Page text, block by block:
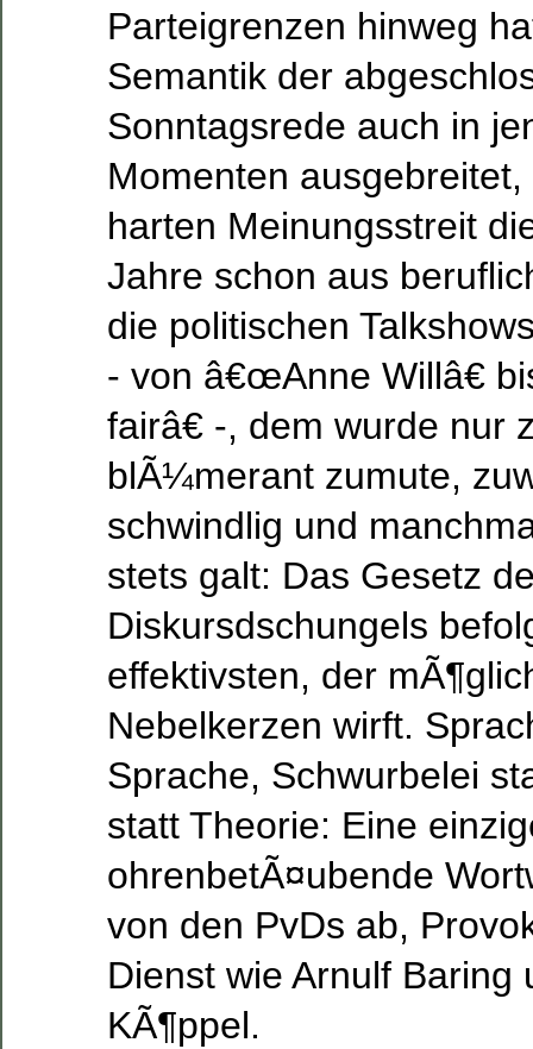
Parteigrenzen hinweg
Semantik der
Sonntagsrede auch in
Momenten
harten Meinungsstreit
Jahre schon aus
die politischen
- von â€œAnne Willâ€
fairâ€ -, dem wurde nur
blÃ¼merant zumute,
schwindlig und
stets galt: Das Gesetz
Diskursdschungels
effektivsten, der
Nebelkerzen wirft.
Sprache, Schwurbelei
statt Theorie: Eine
ohrenbetÃ¤ubende
von den PvDs ab,
Dienst wie Arnulf Baring
KÃ¶ppel.